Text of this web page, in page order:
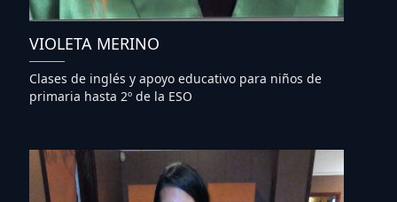
VIOLETA MERINO
Clases de inglés y apoyo educativo para niños de
primaria hasta 2º de la ESO